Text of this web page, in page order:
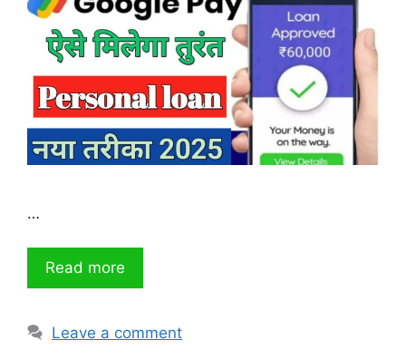
…
Read more
Leave a comment